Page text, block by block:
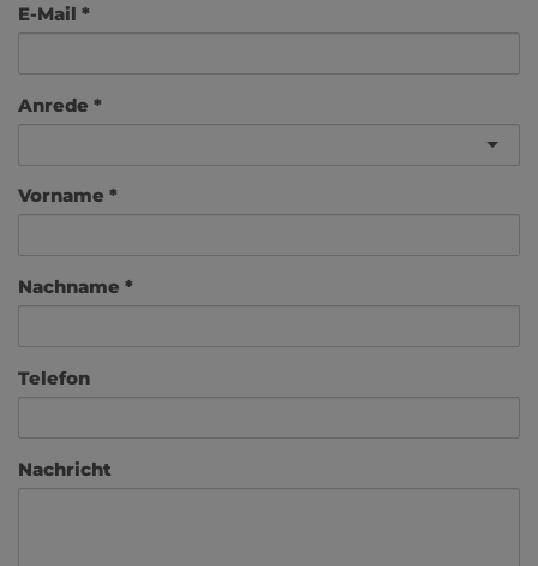
E-Mail
Anrede
Vorname
Nachname
Telefon
Nachricht